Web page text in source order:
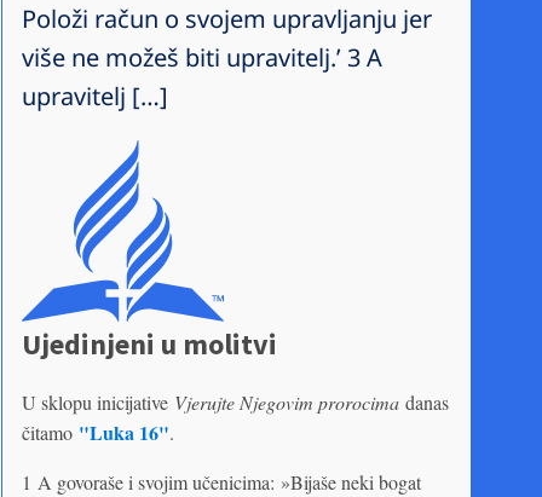
Položi račun o svojem upravljanju jer
više ne možeš biti upravitelj.’ 3 A
upravitelj […]
Ujedinjeni u molitvi
U sklopu inicijative Vjerujte Njegovim prorocima danas
čitamo "Luka 16".
1 A govoraše i svojim učenicima: »Bijaše neki bogat